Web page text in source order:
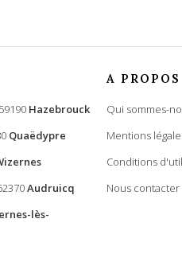
Hazebrouck
Quaëdypre
Audruicq
lès-
A PROPOS
Qui sommes-
Mentions
Conditions
Nous contacter